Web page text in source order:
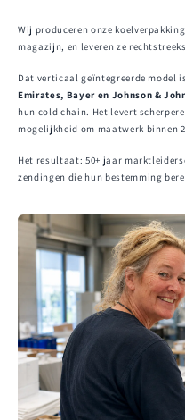
Wij produceren onze
magazijn, en leveren ze
Dat verticaal geïntegreerde model
Emirates, Bayer en Johnson &
hun cold chain. Het levert
mogelijkheid om maatwerk binnen
Het resultaat: 50+ jaar
zendingen die hun bestemming